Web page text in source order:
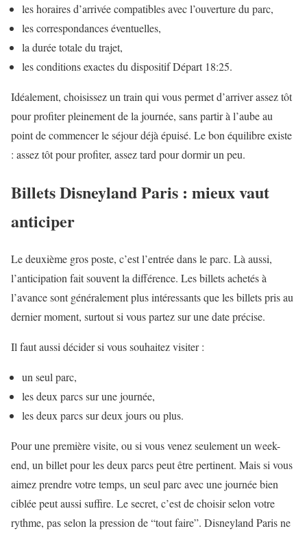
les horaires d’arrivée compatibles avec l’ouverture du parc,
les correspondances éventuelles,
la durée totale du trajet,
les conditions exactes du dispositif Départ 18:25.
Idéalement, choisissez un train qui vous permet d’arriver assez tôt
pour profiter pleinement de la journée, sans partir à l’aube au
point de commencer le séjour déjà épuisé. Le bon équilibre existe
: assez tôt pour profiter, assez tard pour dormir un peu.
Billets Disneyland Paris : mieux vaut
anticiper
Le deuxième gros poste, c’est l’entrée dans le parc. Là aussi,
l’anticipation fait souvent la différence. Les billets achetés à
l’avance sont généralement plus intéressants que les billets pris au
dernier moment, surtout si vous partez sur une date précise.
Il faut aussi décider si vous souhaitez visiter :
un seul parc,
les deux parcs sur une journée,
les deux parcs sur deux jours ou plus.
Pour une première visite, ou si vous venez seulement un week-
end, un billet pour les deux parcs peut être pertinent. Mais si vous
aimez prendre votre temps, un seul parc avec une journée bien
ciblée peut aussi suffire. Le secret, c’est de choisir selon votre
rythme, pas selon la pression de “tout faire”. Disneyland Paris ne